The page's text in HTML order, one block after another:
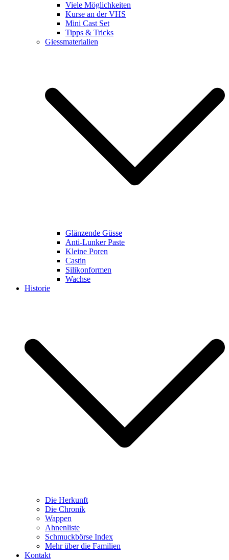
Viele Möglichkeiten
Kurse an der VHS
Mini Cast Set
Tipps & Tricks
Giessmaterialien
Glänzende Güsse
Anti-Lunker Paste
Kleine Poren
Castin
Silikonformen
Wachse
Historie
Die Herkunft
Die Chronik
Wappen
Ahnenliste
Schmuckbörse Index
Mehr über die Familien
Kontakt